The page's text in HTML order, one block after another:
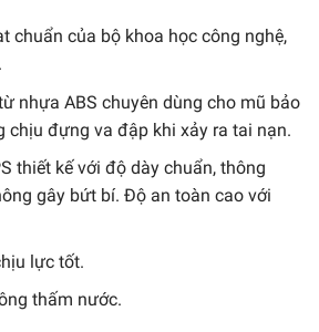
chuẩn của bộ khoa học công nghệ,
nhựa ABS chuyên dùng cho mũ bảo
chịu đựng va đập khi xảy ra tai nạn.
thiết kế với độ dày chuẩn, thông
gây bứt bí. Độ an toàn cao với
lực tốt.
thấm nước.